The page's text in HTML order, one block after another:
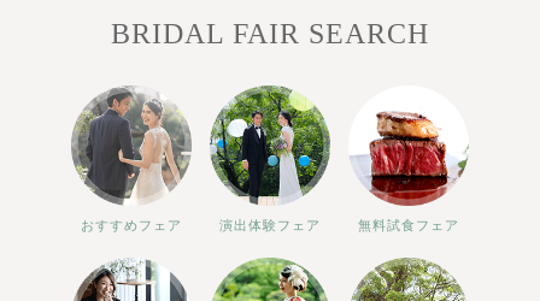
BRIDAL FAIR SEARCH
おすすめフェア 演出体験フェア 無料試食フェア